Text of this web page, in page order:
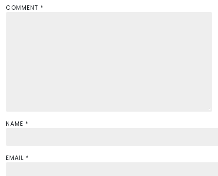
a
COMMENT *
NAME *
EMAIL *